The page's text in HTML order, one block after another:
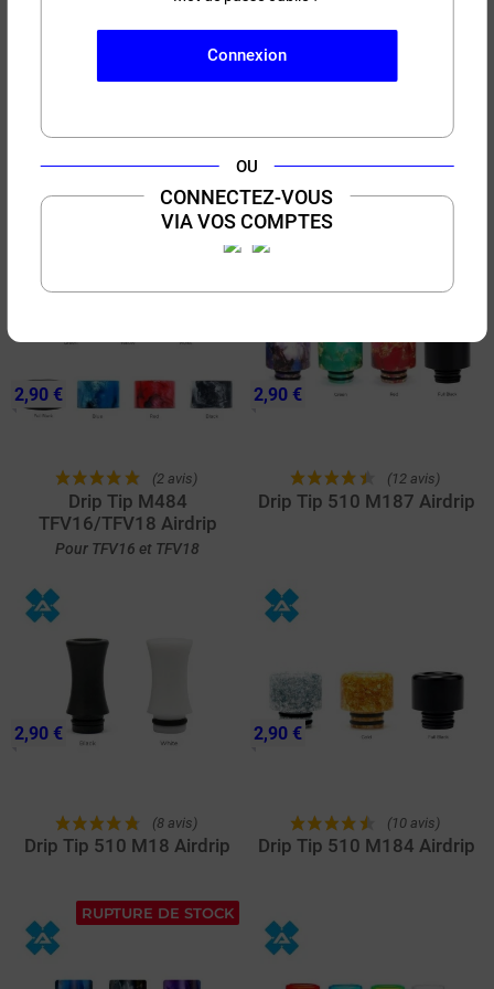
Connexion
OU
CONNECTEZ-VOUS
VIA VOS COMPTES
Drip Tip 810 M450 Airdrip Drip Tip 510 M365 Airdrip
2,90 €
(2 avis)
Drip Tip M484
TFV16/TFV18 Airdrip
Pour TFV16 et TFV18
2,90 €
(12 avis)
Drip Tip 510 M187 Airdrip
2,90 €
(8 avis)
Drip Tip 510 M18 Airdrip
2,90 €
(10 avis)
Drip Tip 510 M184 Airdrip
2,90 €
RUPTURE DE STOCK